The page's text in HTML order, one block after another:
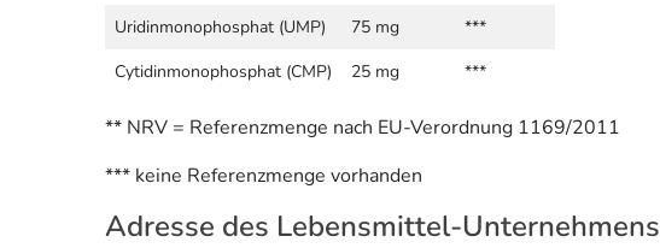
Uridinmonophosphat (UMP)
75 mg
***
Cytidinmonophosphat (CMP)
25 mg ***
** NRV = Referenzmenge nach EU-Verordnung 1169/2011
*** keine Referenzmenge vorhanden
Adresse des Lebensmittel-Unternehmens